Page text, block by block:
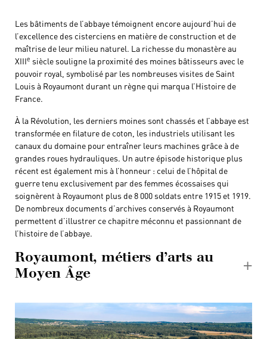
Les bâtiments de l’abbaye témoignent encore aujourd’hui de
l’excellence des cisterciens en matière de construction et de
maîtrise de leur milieu naturel. La richesse du monastère au
XIIIe siècle souligne la proximité des moines bâtisseurs avec le
pouvoir royal, symbolisé par les nombreuses visites de Saint
Louis à Royaumont durant un règne qui marqua l’Histoire de
France.
À la Révolution, les derniers moines sont chassés et l’abbaye est
transformée en filature de coton, les industriels utilisant les
canaux du domaine pour entraîner leurs machines grâce à de
grandes roues hydrauliques. Un autre épisode historique plus
récent est également mis à l’honneur : celui de l’hôpital de
guerre tenu exclusivement par des femmes écossaises qui
soignèrent à Royaumont plus de 8 000 soldats entre 1915 et 1919.
De nombreux documents d’archives conservés à Royaumont
permettent d’illustrer ce chapitre méconnu et passionnant de
l’histoire de l’abbaye.
Royaumont, métiers d’arts au
Moyen Âge